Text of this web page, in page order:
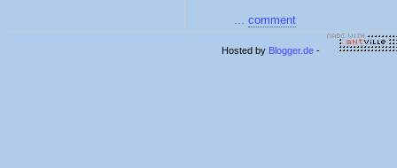
... comment
Hosted by Blogger.de -